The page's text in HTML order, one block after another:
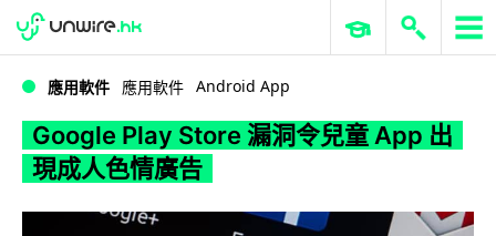
WWDC 2026 ERP 與商業 AI
應用軟件 應用軟件 Android App
Google Play Store 漏洞令兒童 App 出
現成人色情廣告